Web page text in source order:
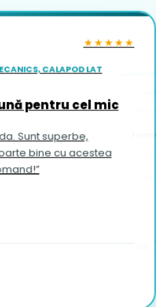
★★★★★
CALAPOD LAT
pentru cel mic
Sunt superbe,
îi vin